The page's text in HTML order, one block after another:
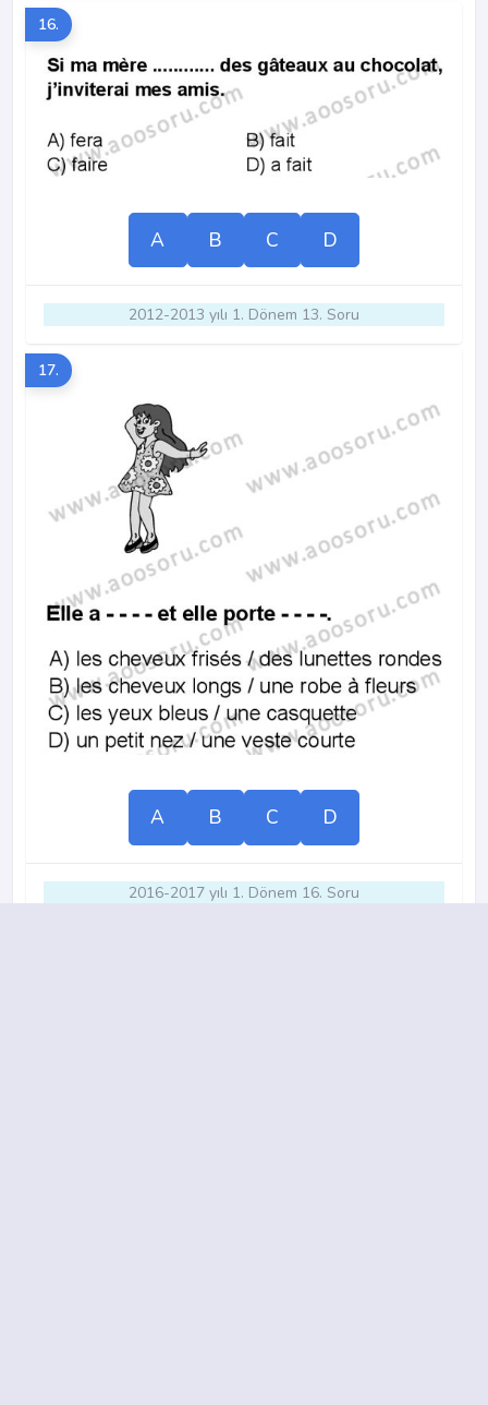
16.
A B C D
2012-2013 yılı 1. Dönem 13. Soru
17.
A B C D
2016-2017 yılı 1. Dönem 16. Soru